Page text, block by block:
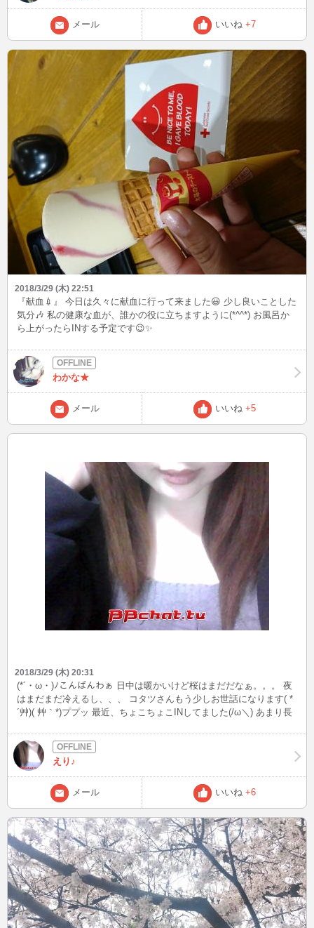
メール いいね +7
2018/3/29 (木) 22:51
『献血💉』 今日は久々に献血に行って来ました😃 少し良いことした
気分🎶 私の健康な血が、誰かの役に立ちますように(*^^*) お風呂か
ら上がったらINする予定です😉✨
わかな★
メール いいね +5
2018/3/29 (木) 20:31
(*´・ω・)ﾉこんばんわぁ 日中は暖かいけど桜はまだだなぁ。。。 夜
はまだまだ冷えるし、、、 コタツさんもう少しお世話になります( *
´艸)( 艸｀*)ププッ 最近、ちょこちょこINしてました(/ω＼) あまり長
ω・*)です。 明日はINできないかもなので今夜こっそりまたINしよう
かなぁ いつもこっそりINで(m´・ω・｀)m ｺﾞﾒﾝ…ね それも楽しんで
るけど( *´艸)( 艸｀*)ププッ ではでは、見かけたらメールでもINでも
構ってくださいませ～
えり♪
メール いいね +6